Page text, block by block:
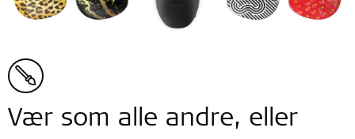
Vær som alle andre, eller